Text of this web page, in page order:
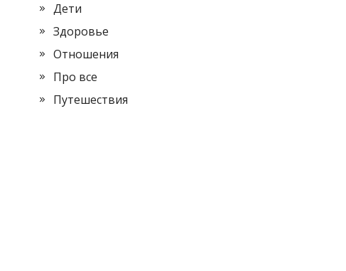
Дети
Здоровье
Отношения
Про все
Путешествия